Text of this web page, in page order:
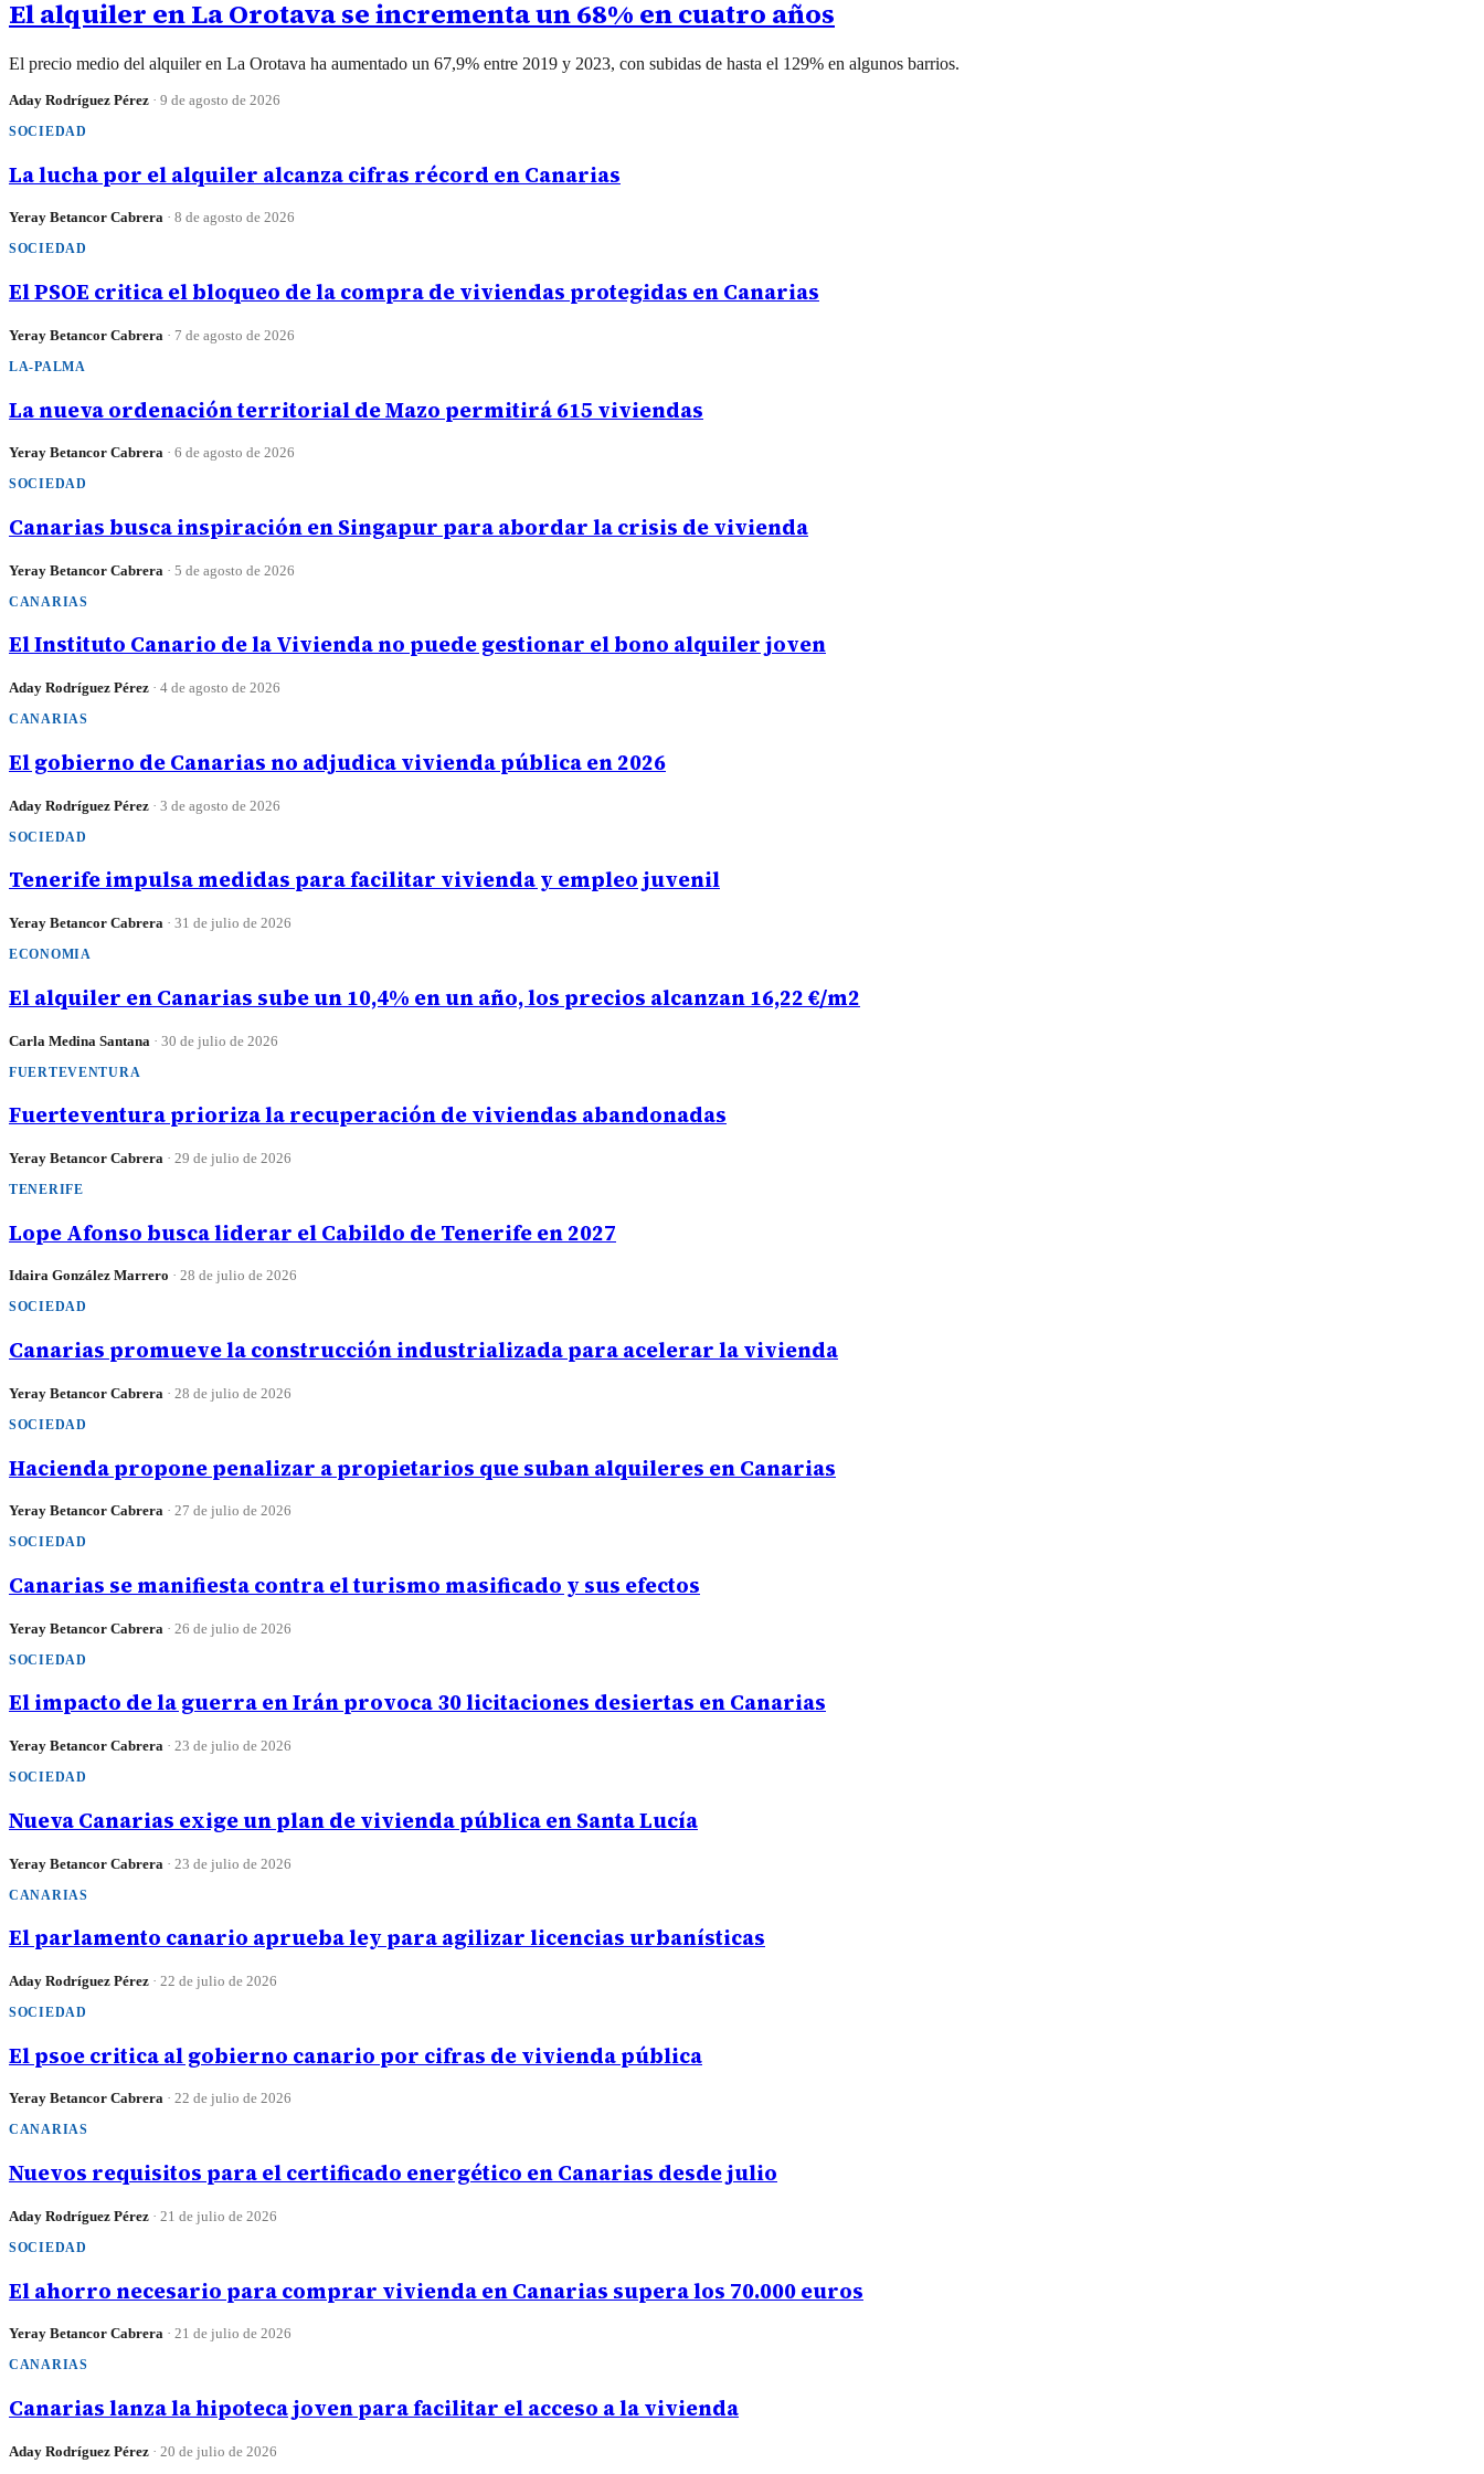
El alquiler en La Orotava se incrementa un 68% en cuatro años
El precio medio del alquiler en La Orotava ha aumentado un 67,9% entre 2019 y 2023, con subidas de hasta el 129% en algunos barrios.
Aday Rodríguez Pérez · 9 de agosto de 2026
SOCIEDAD
La lucha por el alquiler alcanza cifras récord en Canarias
Yeray Betancor Cabrera · 8 de agosto de 2026
SOCIEDAD
El PSOE critica el bloqueo de la compra de viviendas protegidas en Canarias
Yeray Betancor Cabrera · 7 de agosto de 2026
LA-PALMA
La nueva ordenación territorial de Mazo permitirá 615 viviendas
Yeray Betancor Cabrera · 6 de agosto de 2026
SOCIEDAD
Canarias busca inspiración en Singapur para abordar la crisis de vivienda
Yeray Betancor Cabrera · 5 de agosto de 2026
CANARIAS
El Instituto Canario de la Vivienda no puede gestionar el bono alquiler joven
Aday Rodríguez Pérez · 4 de agosto de 2026
CANARIAS
El gobierno de Canarias no adjudica vivienda pública en 2026
Aday Rodríguez Pérez · 3 de agosto de 2026
SOCIEDAD
Tenerife impulsa medidas para facilitar vivienda y empleo juvenil
Yeray Betancor Cabrera · 31 de julio de 2026
ECONOMIA
El alquiler en Canarias sube un 10,4% en un año, los precios alcanzan 16,22 €/m2
Carla Medina Santana · 30 de julio de 2026
FUERTEVENTURA
Fuerteventura prioriza la recuperación de viviendas abandonadas
Yeray Betancor Cabrera · 29 de julio de 2026
TENERIFE
Lope Afonso busca liderar el Cabildo de Tenerife en 2027
Idaira González Marrero · 28 de julio de 2026
SOCIEDAD
Canarias promueve la construcción industrializada para acelerar la vivienda
Yeray Betancor Cabrera · 28 de julio de 2026
SOCIEDAD
Hacienda propone penalizar a propietarios que suban alquileres en Canarias
Yeray Betancor Cabrera · 27 de julio de 2026
SOCIEDAD
Canarias se manifiesta contra el turismo masificado y sus efectos
Yeray Betancor Cabrera · 26 de julio de 2026
SOCIEDAD
El impacto de la guerra en Irán provoca 30 licitaciones desiertas en Canarias
Yeray Betancor Cabrera · 23 de julio de 2026
SOCIEDAD
Nueva Canarias exige un plan de vivienda pública en Santa Lucía
Yeray Betancor Cabrera · 23 de julio de 2026
CANARIAS
El parlamento canario aprueba ley para agilizar licencias urbanísticas
Aday Rodríguez Pérez · 22 de julio de 2026
SOCIEDAD
El psoe critica al gobierno canario por cifras de vivienda pública
Yeray Betancor Cabrera · 22 de julio de 2026
CANARIAS
Nuevos requisitos para el certificado energético en Canarias desde julio
Aday Rodríguez Pérez · 21 de julio de 2026
SOCIEDAD
El ahorro necesario para comprar vivienda en Canarias supera los 70.000 euros
Yeray Betancor Cabrera · 21 de julio de 2026
CANARIAS
Canarias lanza la hipoteca joven para facilitar el acceso a la vivienda
Aday Rodríguez Pérez · 20 de julio de 2026